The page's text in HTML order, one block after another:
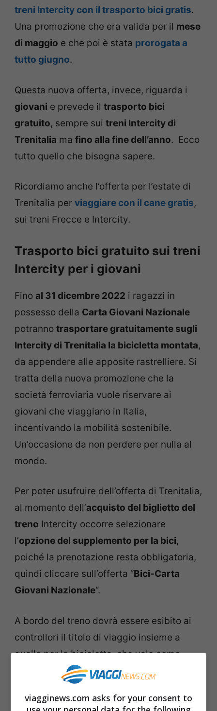
treni Intercity con il trasporto bici gratis.
Una promozione che era valida per il mese
di maggio e che poi è stata prorogata a
tutto giugno.
Questa nuova offerta, invece, riguarda i
giovani e prevede il trasporto bici
gratuito, sempre sui treni Intercity di
Trenitalia ma fino alla fine dell’anno. Ecco
tutto quello che bisogna sapere.
Ricordiamo anche l’offerta per l’estate di
Trenitalia per viaggiare con il cane gratis,
sui treni Frecce e Intercity.
Trasporto bici gratuito sui treni
Intercity per i giovani
Fino al 31 dicembre 2022 i ragazzi in
possesso della Carta Giovani Nazionale
potranno trasportare gratuitamente sugli
Intercity di Trenitalia la bicicletta montata,
da appendere alle apposite rastrelliere. Si
tratta della nuova promozione che la
società ferroviaria vuole riservare ai
giovani che viaggiano in Italia,
incentivando la mobilità sostenibile.
Un’occasione da non perdere per nulla al
mondo.
Per poter usufruire dell’offerta di Trenitalia,
al momento dell’acquisto del biglietto del
treno Intercity occorre selezionare
l’opzione del supplemento per la bici,
poiché la prenotazione resta obbligatoria,
quindi cliccare sull’offerta “Bici-Carta
Giovani Nazionale“.
A bordo del treno dovrà essere esibito ai
controllori il titolo di viaggio insieme a
quello per la bicicletta, che vale come
prenotazione, e la Carta Giovani
viagginews.com asks for your consent to